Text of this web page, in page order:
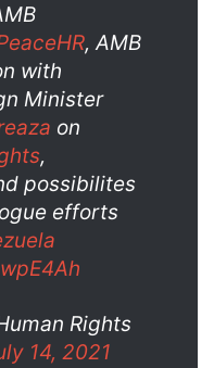
, AMB
with
Minister
on
,
possibilites
efforts
Rights
14, 2021